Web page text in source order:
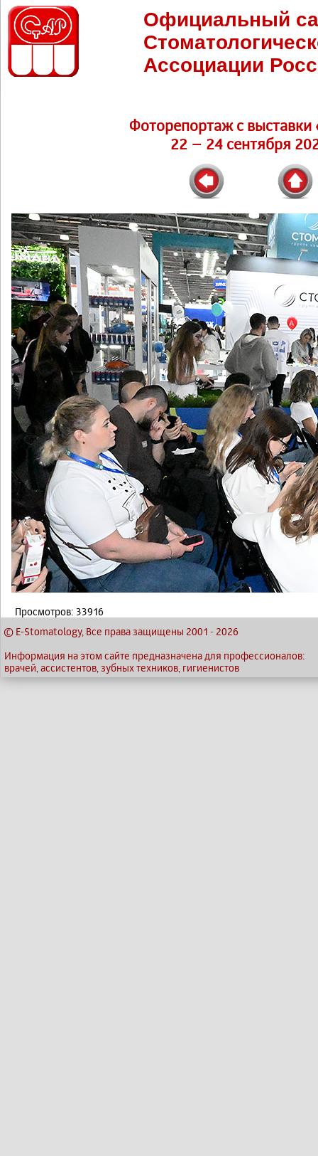
Официальный
Ассоциации
Фоторепортаж c выставки
22 – 24 сентября
Просмотров: 33916
© E-Stomatology, Все права защищены 2001 - 2026
Информация на этом сайте предназначена для профессионалов:
врачей, ассистентов, зубных техников, гигиенистов